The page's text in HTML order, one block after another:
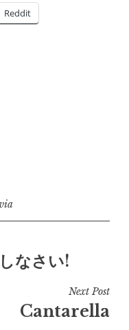
Reddit
なさい!
Next Post
Cantarella